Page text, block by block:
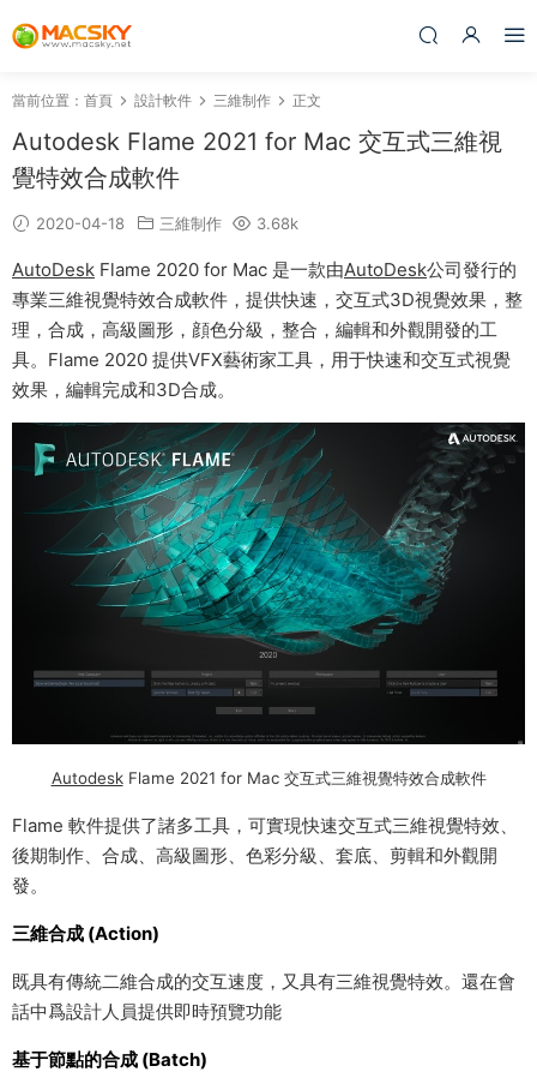
當前位置： 首頁 設計軟件 三維制作 正文
Autodesk Flame 2021 for Mac 交互式三維視
覺特效合成軟件
2020-04-18 三維制作 3.68k
AutoDesk Flame 2020 for Mac 是一款由AutoDesk公司發行的
專業三維視覺特效合成軟件，提供快速，交互式3D視覺效果，整
理，合成，高級圖形，顔色分級，整合，編輯和外觀開發的工
具。Flame 2020 提供VFX藝術家工具，用于快速和交互式視覺
效果，編輯完成和3D合成。
AutodeskFlame 2021 for Mac 交互式三維視覺特效合成軟件
Flame 軟件提供了諸多工具，可實現快速交互式三維視覺特效、
後期制作、合成、高級圖形、色彩分級、套底、剪輯和外觀開
發。
三維合成 (Action)
既具有傳統二維合成的交互速度，又具有三維視覺特效。還在會
話中爲設計人員提供即時預覽功能
基于節點的合成 (Batch)